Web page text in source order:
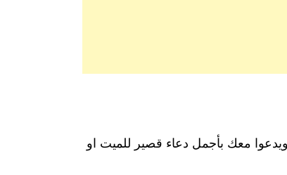
معك بأجمل دعاء قصير للميت او